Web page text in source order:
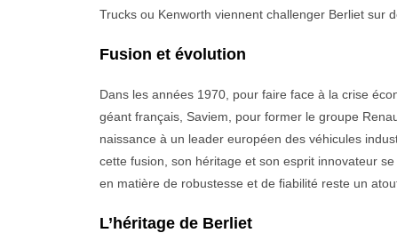
Trucks ou Kenworth viennent challenger Berliet sur
Fusion et évolution
Dans les années 1970, pour faire face à la crise
géant français, Saviem, pour former le groupe
naissance à un leader européen des véhicules
cette fusion, son héritage et son esprit innovateur
en matière de robustesse et de fiabilité reste un
L’héritage de Berliet